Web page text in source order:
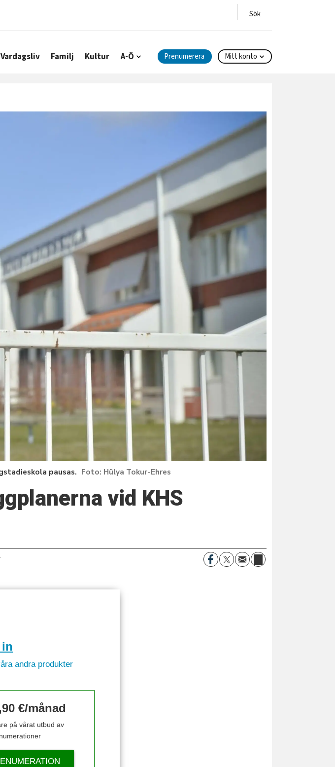
Vardagsliv Familj Kultur A-Ö Prenumerera Mitt konto
pausas. Hülya Tokur-Ehres
vid KHS
in
andra produkter
€/månad
på vårat utbud av